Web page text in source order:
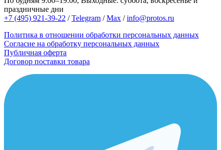
праздничные дни
+7 (495) 921-39-22 /Telegram /Max /info@protos.ru
Политика в отношении обработки персональных данных
Согласие на обработку персональных данных
Публичная оферта
Договор поставки товара